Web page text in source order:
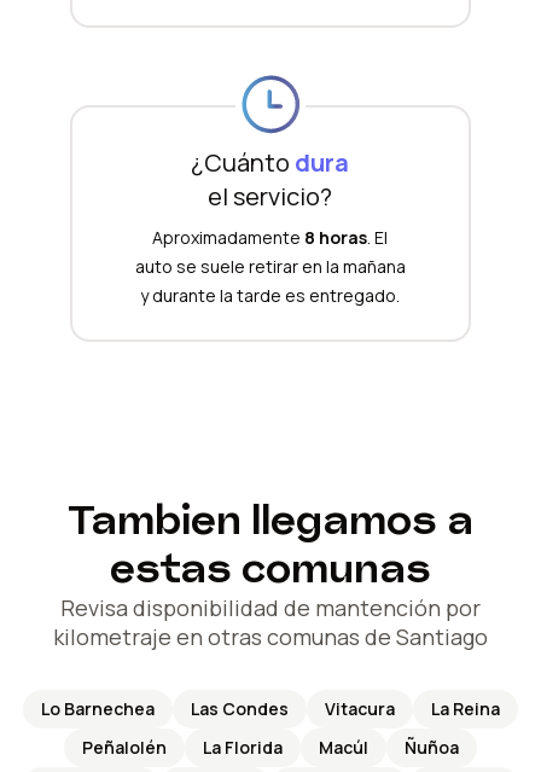
¿Cuánto dura
el servicio?
Aproximadamente 8 horas . El
auto se suele retirar en la mañana
y durante la tarde es entregado.
Tambien llegamos a
estas comunas
Revisa disponibilidad de mantención por
kilometraje en otras comunas de Santiago
Lo Barnechea Las Condes Vitacura
La Reina
Peñalolén
La Florida Macúl
Ñuñoa